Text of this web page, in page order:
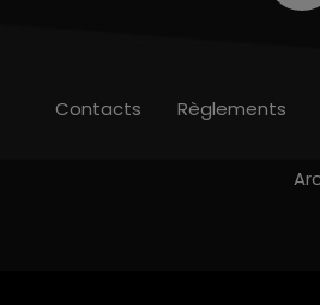
Contacts Règlements